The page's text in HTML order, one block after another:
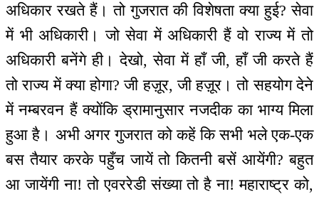
अधिकार रखते हैं। तो गुजरात की विशेषता क्या हुई? सेवा
में भी अधिकारी। जो सेवा में अधिकारी हैं वो राज्य में तो
अधिकारी बनेंगे ही। देखो, सेवा में हाँ जी, हाँ जी करते हैं
तो राज्य में क्या होगा? जी हज़ूर, जी हज़ूर। तो सहयोग देने
में नम्बरवन हैं क्योंकि ड्रामानुसार नजदीक का भाग्य मिला
हुआ है। अभी अगर गुजरात को कहें कि सभी भले एक-एक
बस तैयार करके पहुँच जायें तो कितनी बसें आयेंगी? बहुत
आ जायेंगी ना! तो एवररेडी संख्या तो है ना! महाराष्ट्र को,